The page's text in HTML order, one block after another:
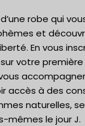
robe qui
et
En vous
votre
accès à des
naturelles,
mêmes le jour J.